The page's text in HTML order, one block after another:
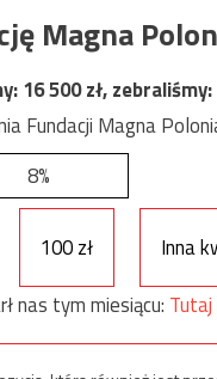
Magna
16 500zł, zebraliśmy:
Fundacji Magna
8%
100 zł
Inna
nas tym miesiącu: Tutaj